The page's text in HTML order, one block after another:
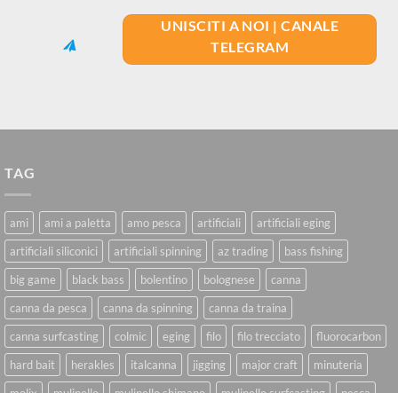
UNISCITI A NOI | CANALE
TELEGRAM
TAG
ami ami a paletta amo pesca artificiali
artificiali eging
artificiali siliconici
artificiali spinning az trading
bass fishing
big game
black bass bolentino bolognese
canna
canna da pesca
canna da spinning
canna da traina
canna surfcasting
colmic eging filo filo trecciato
fluorocarbon
hard bait
herakles italcanna jigging major craft
minuteria